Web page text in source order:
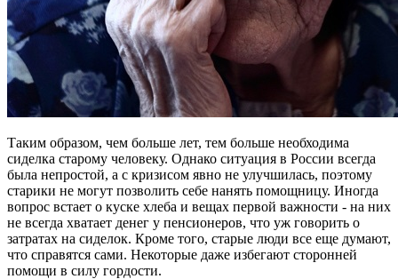
Таким образом, чем больше лет, тем больше необходима
сиделка старому человеку. Однако ситуация в России всегда
была непростой, а с кризисом явно не улучшилась, поэтому
старики не могут позволить себе нанять помощницу. Иногда
вопрос встает о куске хлеба и вещах первой важности - на них
не всегда хватает денег у пенсионеров, что уж говорить о
затратах на сиделок. Кроме того, старые люди все еще думают,
что справятся сами. Некоторые даже избегают сторонней
помощи в силу гордости.